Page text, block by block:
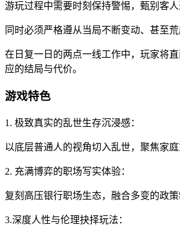
游玩过程中需要时刻保持警惕，甄别客
同时必须严格遵从当局不断变动、甚至
在日复一日的两点一线工作中，玩家将
应的结局与代价。
游戏特色
1. 极致真实的乱世生存沉浸感：
以底层普通人的视角切入乱世，聚焦家
2. 充满博弈的职场写实体验：
复刻高压银行职场生态，融合多变的政
3.深度人性与伦理抉择玩法：